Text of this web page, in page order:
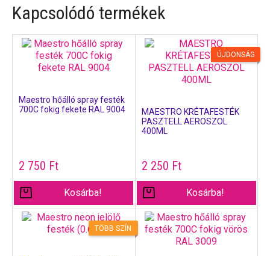
Kapcsolódó termékek
Maestro hőálló spray festék
700C fokig fekete RAL 9004
2 750 Ft
Kosárba!
ÚJDONSÁG
MAESTRO KRÉTAFESTÉK
PASZTELL AEROSZOL
400ML
2 250 Ft
Kosárba!
TÖBB SZÍN